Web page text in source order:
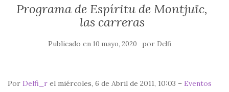
Programa de Espíritu de Montjuïc,
las carreras
Publicado en 10 mayo, 2020 por Delfi
Por Delfi_r el miércoles, 6 de Abril de 2011, 10:03 – Eventos